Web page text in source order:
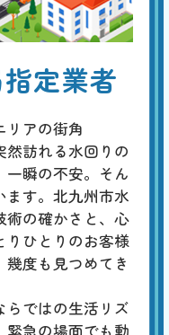
水位がいつもよ
EB
限
定
割
引
作業費 部品代
6,600 円〜
イレタンクに水が溜まって
タンク内にある標準水位
れた「WL」の位置です。
えられます。
定業者
リアの街角
然訪れる水回りの
一瞬の不安。そん
ます。北九州市水
術の確かさと、心
りひとりのお客様
度も見つめてき
らではの生活リズ
緊急の場面でも動